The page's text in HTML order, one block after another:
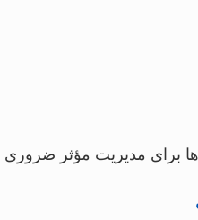
برای مدیریت مؤثر